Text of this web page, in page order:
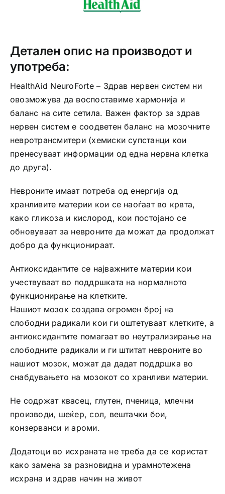
Детален опис на производот и
употреба:
HealthAid NeuroForte – Здрав нервен систем ни
овозможува да воспоставиме хармонија и
баланс на сите сетила. Важен фактор за здрав
нервен систем е соодветен бaланс на мозочните
невротрансмитери (хемиски супстанци кои
пренесуваат информации од една нервна клетка
до друга).
Невроните имаат потреба од енергија од
хранливите материи кои се наоѓаат во крвта,
како гликоза и кислород, кои постојано се
обновуваат за невроните да можат да продолжат
добро да функционираат.
Антиоксидантите се најважните материи кои
учествуваат во поддршката на нормалното
функционирање на клетките.
Нашиот мозок создава огромен број на
слободни радикали кои ги оштетуваат клетките, а
антиоксидантитe помагаат во неутрализирање на
слободните радикали и ги штитат невроните во
нашиот мозок, можат да дадат поддршка во
снабдувањето на мозокот со хранливи материи.
Не содржат квасец, глутен, пченица, млечни
производи, шеќер, сол, вештачки бои,
конзерванси и ароми.
Додатоци во исхраната не треба да се користат
како замена за разновидна и урамнотежена
исхрана и здрав начин на живот